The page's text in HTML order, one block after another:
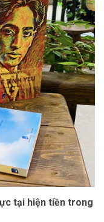
tại hiện tiền trong